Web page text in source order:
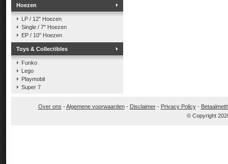
Hoezen
LP / 12" Hoezen
Single / 7" Hoezen
EP / 10" Hoezen
Toys & Collectibles
Funko
Lego
Playmobil
Super 7
Over ons -Algemene voorwaarden- Disclaimer- Privacy Policy-
© Copyright